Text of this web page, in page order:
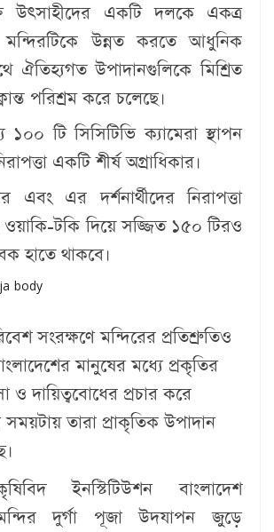
উত্সাহীদের একটি দলকে একত্র
মন্দিরটিকে উন্নত করতে আধুনিক
ঐতিহ্যগত উপাদানগুলিকে মিশ্রিত
পরিশ্রম করে চলেছে।
১০০ টি সিসিটিভি ক্যামেরা স্থাপন
একটি শীর্ষ অগ্রাধিকার।
এবং এর দর্শনার্থীদের নিরাপত্তা
টকি দিয়ে সজ্জিত ১৫০ টিরও
হাতে থাকবে।
সংরক্ষণে মন্দিরের প্রতিশ্রুতিও
মানুষের মধ্যে প্রকৃতির
ও দায়িত্ববোধের প্রচার করে
সময়টায় তারা প্রাকৃতিক উপাদান
ইনস্টিটিউশন বাংলাদেশ
দুর্গা পূজা উদযাপন জুড়ে